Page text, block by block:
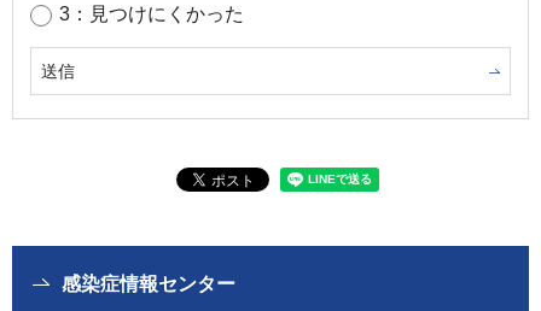
3：見つけにくかった
感染症情報センター